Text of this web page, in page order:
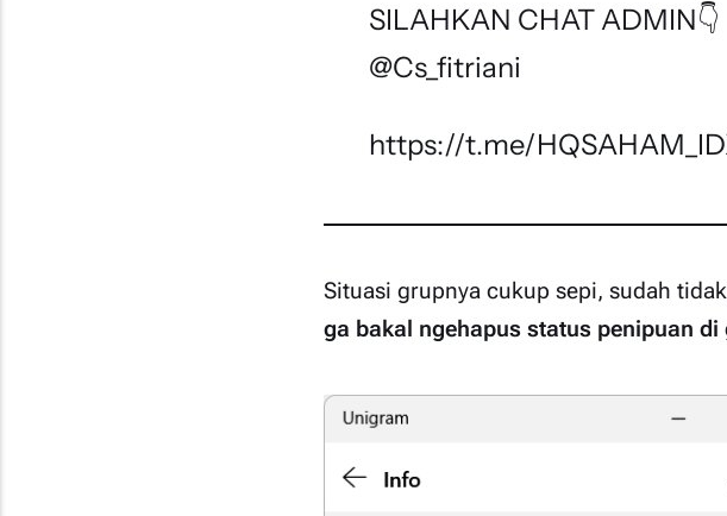
SILAHKAN CHAT ADMIN👇
@Cs_fitriani
https://t.me/
Situasi grupnya cukup sepi, sudah
ga bakal ngehapus status penipuan